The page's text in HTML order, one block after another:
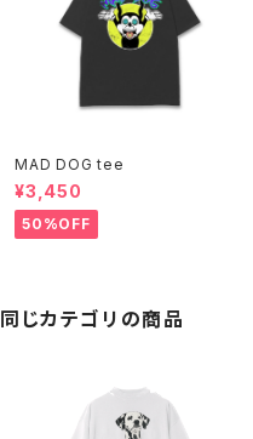
MAD DOG tee
¥3,450
50%OFF
同じカテゴリの商品